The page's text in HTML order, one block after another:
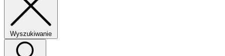
Wyszukiwanie